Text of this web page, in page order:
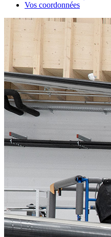
Vos coordonnées